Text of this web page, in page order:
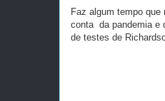
Faz algum tempo
conta da pandemia e
de testes de